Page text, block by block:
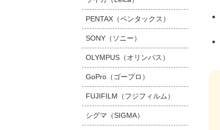
PENTAX（ペンタックス）
SONY（ソニー）
OLYMPUS（オリンパス）
GoPro（ゴープロ）
FUJIFILM（フジフィルム）
シグマ（SIGMA）